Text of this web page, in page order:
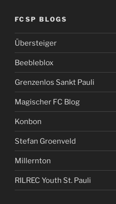
FCSP BLOGS
Übersteiger
Beebleblox
Grenzenlos Sankt Pauli
Magischer FC Blog
Konbon
Stefan Groenveld
Millernton
RILREC Youth St. Pauli